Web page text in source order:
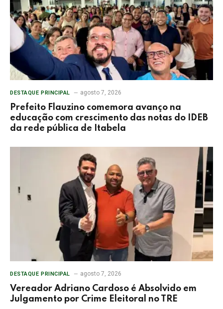
DESTAQUE PRINCIPAL agosto 7, 2026
Prefeito Flauzino comemora avanço na
educação com crescimento das notas do IDEB
da rede pública de Itabela
DESTAQUE PRINCIPAL agosto 7, 2026
Vereador Adriano Cardoso é Absolvido em
Julgamento por Crime Eleitoral no TRE